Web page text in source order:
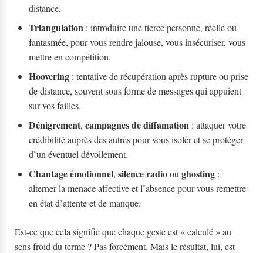
distance.
Triangulation : introduire une tierce personne, réelle ou
fantasmée, pour vous rendre jalouse, vous insécuriser, vous
mettre en compétition.
Hoovering : tentative de récupération après rupture ou prise
de distance, souvent sous forme de messages qui appuient
sur vos failles.
Dénigrement, campagnes de diffamation : attaquer votre
crédibilité auprès des autres pour vous isoler et se protéger
d’un éventuel dévoilement.
Chantage émotionnel, silence radioou ghosting :
alterner la menace affective et l’absence pour vous remettre
en état d’attente et de manque.
Est-ce que cela signifie que chaque geste est « calculé » au
sens froid du terme ? Pas forcément. Mais le résultat, lui, est